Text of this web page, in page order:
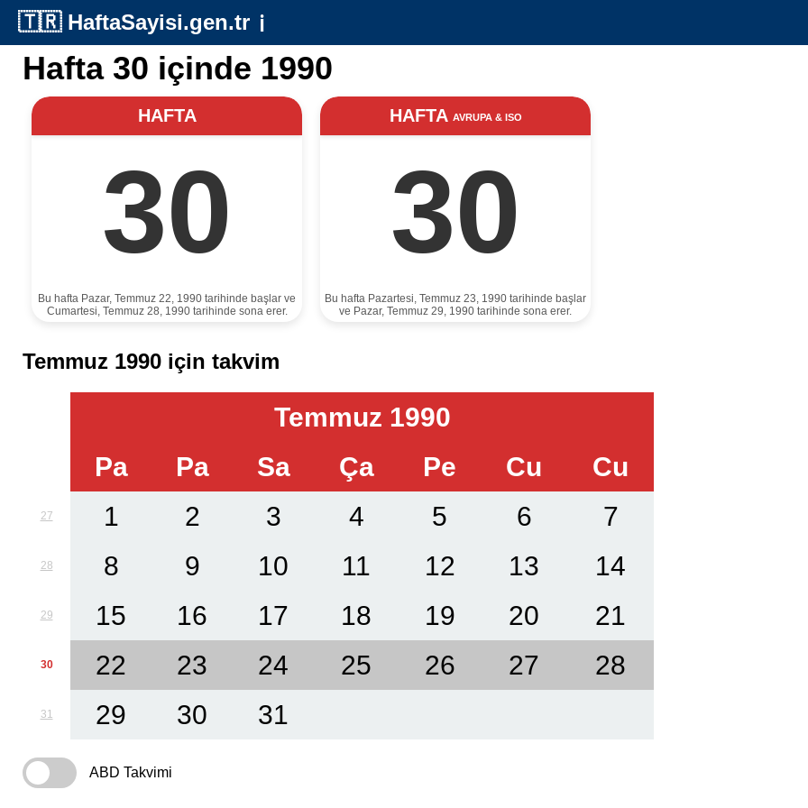
🇹🇷 HaftaSayisi.gen.tr ℹ️
Hafta 30 içinde 1990
HAFTA
30
Bu hafta Pazar, Temmuz 22, 1990 tarihinde başlar ve
Cumartesi, Temmuz 28, 1990 tarihinde sona erer.
HAFTA AVRUPA & ISO
30
Bu hafta Pazartesi, Temmuz 23, 1990 tarihinde başlar
ve Pazar, Temmuz 29, 1990 tarihinde sona erer.
Temmuz 1990 için takvim
Temmuz 1990
Pa
Pa Sa Ça Pe Cu Cu
27 1 2 3 4 5 6 7
28 8 9 10 11 12 13 14
29 15 16 17 18 19 20 21
30 22 23 24 25 26 27 28
31 29 30 31
ABD Takvimi